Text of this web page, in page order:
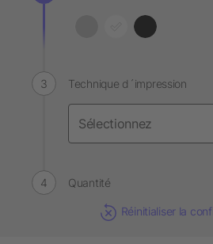
Technique d´impression
Quantité
Réinitialiser la